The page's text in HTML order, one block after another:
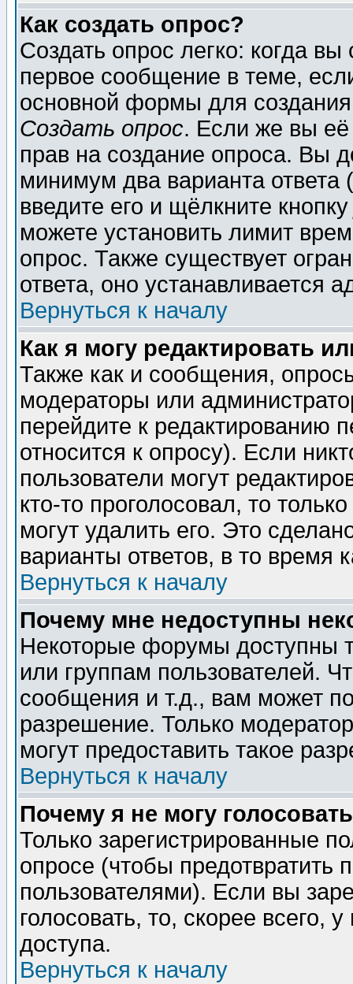
Как создать опрос?
Создать опрос легко: когда
первое сообщение в теме,
основной формы для
Создать опрос. Если же вы её
прав на создание опроса. Вы
минимум два варианта ответа
введите его и щёлкните
можете установить лимит
опрос. Также существует
ответа, оно устанавливается
Вернуться к началу
Как я могу редактировать
Также как и сообщения,
модераторы или
перейдите к редактированию
относится к опросу). Если
пользователи могут
кто-то проголосовал, то
могут удалить его. Это
варианты ответов, в то время
Вернуться к началу
Почему мне недоступны
Некоторые форумы доступны
или группам пользователей.
сообщения и т.д., вам может
разрешение. Только
могут предоставить такое
Вернуться к началу
Почему я не могу
Только зарегистрированные
опросе (чтобы предотвратить
пользователями). Если вы
голосовать, то, скорее всего,
доступа.
Вернуться к началу